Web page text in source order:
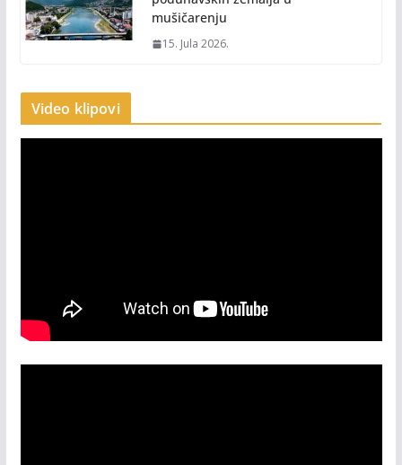
mušičarenju
15. Jula 2026.
Video klipovi